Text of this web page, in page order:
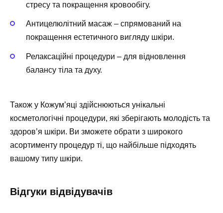
стресу та покращення кровообігу.
Антицелюлітний масаж – спрямований на
покращення естетичного вигляду шкіри.
Релаксаційні процедури – для відновлення
балансу тіла та духу.
Також у Кожум’яці здійснюються унікальні
косметологічні процедури, які зберігають молодість та
здоров’я шкіри. Ви зможете обрати з широкого
асортименту процедур ті, що найбільше підходять
вашому типу шкіри.
Відгуки відвідувачів